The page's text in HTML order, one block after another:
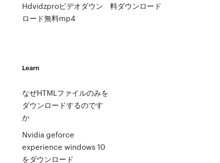
Hdvidzproビデオダウン
ロード無料mp4
料ダウンロード
Learn
なぜHTMLファイルのみを
ダウンロードするのです
か
Nvidia geforce
experience windows 10
をダウンロード